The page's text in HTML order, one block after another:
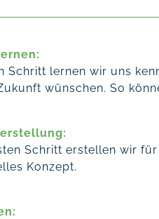
Schritt lernen wir uns
wünschen. So
Schritt erstellen wir
Konzept.